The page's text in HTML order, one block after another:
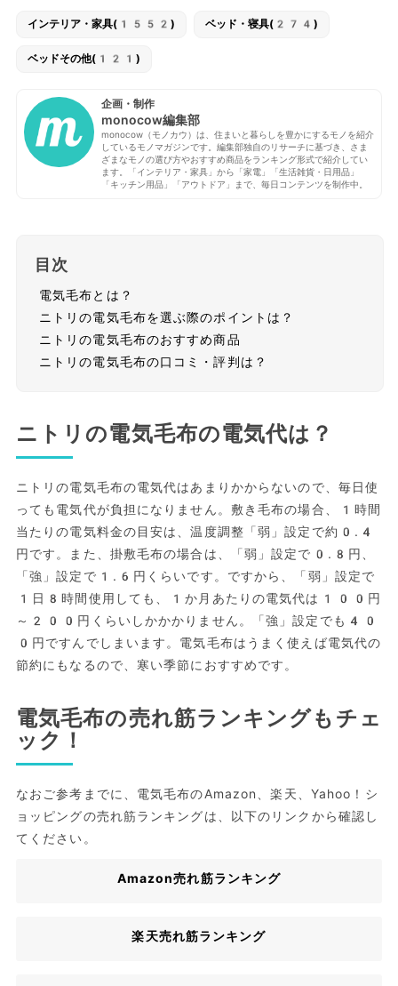
インテリア・家具(1552) ベッド・寝具(274)
ベッドその他(121)
企画・制作
monocow編集部
monocow（モノカウ）は、住まいと暮らしを豊かにするモノを紹介
しているモノマガジンです。編集部独自のリサーチに基づき、さま
ざまなモノの選び方やおすすめ商品をランキング形式で紹介してい
ます。「インテリア・家具」から「家電」「生活雑貨・日用品」
「キッチン用品」「アウトドア」まで、毎日コンテンツを制作中。
目次
電気毛布とは？
ニトリの電気毛布を選ぶ際のポイントは？
ニトリの電気毛布のおすすめ商品
ニトリの電気毛布の口コミ・評判は？
ニトリの電気毛布の電気代は？
ニトリの電気毛布の電気代はあまりかからないので、毎日使
っても電気代が負担になりません。敷き毛布の場合、1時間
当たりの電気料金の目安は、温度調整「弱」設定で約0.4
円です。また、掛敷毛布の場合は、「弱」設定で0.8円、
「強」設定で1.6円くらいです。ですから、「弱」設定で
1日8時間使用しても、1か月あたりの電気代は100円
～200円くらいしかかかりません。「強」設定でも40
0円ですんでしまいます。電気毛布はうまく使えば電気代の
節約にもなるので、寒い季節におすすめです。
電気毛布の売れ筋ランキングもチェ
ック！
なおご参考までに、電気毛布のAmazon、楽天、Yahoo！シ
ョッピングの売れ筋ランキングは、以下のリンクから確認し
てください。
Amazon売れ筋ランキング
楽天売れ筋ランキング